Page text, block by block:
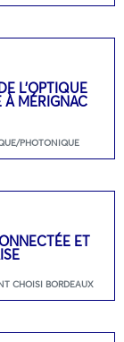
L’OPTIQUE
À MÉRIGNAC
PHOTONIQUE
ET
CHOISI BORDEAUX